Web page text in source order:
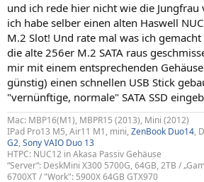
und ich rede hier nicht wie die
ich habe selber einen alten Haswell
M.2 Slot! Und rate mal was ich gemacht
die alte 256er M.2 SATA raus
mir mit einem entsprechenden
günstig) einen schnellen USB Stick
"vernünftige, normale" SATA SSD
Mac: MBP16(M1), MBPR15 (2013), Mini (2012)
IPad Pro13 M5, Air11 M1, mini, ZenBook Duo14,
G2, Sony VAIO Duo 13
HTPC: NUC12 in Akasa Passiv Gehäuse
“Server“: DeskMini X300 5700G, 64GB, 2TB /
6700XT / "Work": 5900X 64GB GTX970